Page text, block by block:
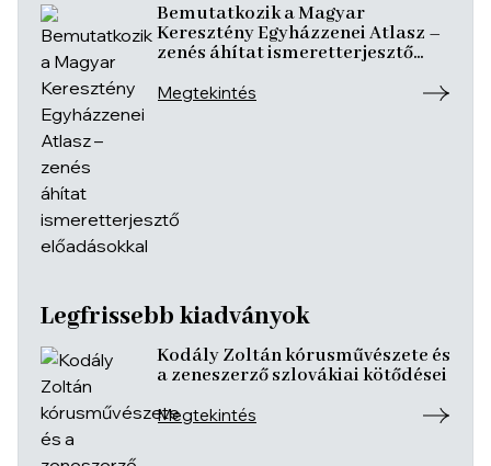
Bemutatkozik a Magyar
Keresztény Egyházzenei Atlasz –
zenés áhítat ismeretterjesztő
Megtekintés
Legfrissebb kiadványok
Kodály Zoltán kórusművészete és
a zeneszerző szlovákiai kötődései
Megtekintés